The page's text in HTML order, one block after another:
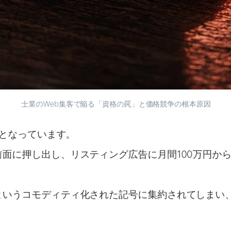
士業のWeb集客で陥る「資格の罠」と価格競争の根本原因
っています。
に押し出し、リスティング広告に月間100万円か
うコモディティ化された記号に集約されてしま